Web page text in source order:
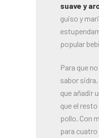
suave y
guiso y
popular
Para que
sabor
que añadir
que el
pollo. Con
para